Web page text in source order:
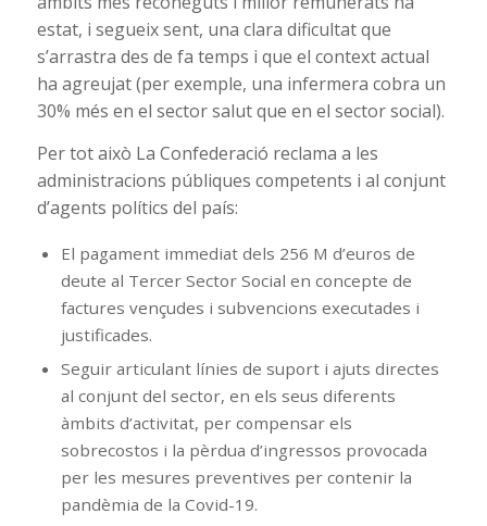
estat, i segueix sent, una clara dificultat que
s’arrastra des de fa temps i que el context actual
ha agreujat (per exemple, una infermera cobra un
30% més en el sector salut que en el sector social).
Per tot això La Confederació reclama a les
administracions públiques competents i al conjunt
d’agents polítics del país:
El pagament immediat dels 256 M d’euros de
deute al Tercer Sector Social en concepte de
factures vençudes i subvencions executades i
justificades.
Seguir articulant línies de suport i ajuts directes
al conjunt del sector, en els seus diferents
àmbits d’activitat, per compensar els
sobrecostos i la pèrdua d’ingressos provocada
per les mesures preventives per contenir la
pandèmia de la Covid-19.